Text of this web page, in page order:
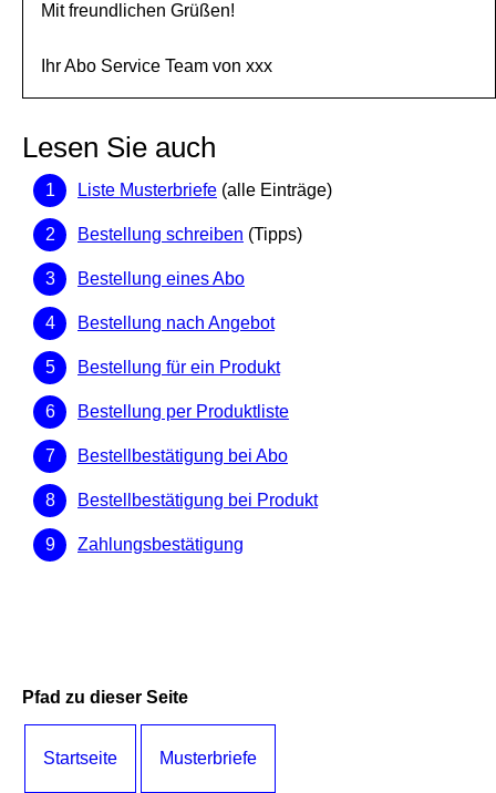
Mit freundlichen Grüßen!
Ihr Abo Service Team von xxx
Lesen Sie auch
Liste Musterbriefe (alle Einträge)
Bestellung schreiben (Tipps)
Bestellung eines Abo
Bestellung nach Angebot
Bestellung für ein Produkt
Bestellung per Produktliste
Bestellbestätigung bei Abo
Bestellbestätigung bei Produkt
Zahlungsbestätigung
Pfad zu dieser Seite
Startseite Musterbriefe